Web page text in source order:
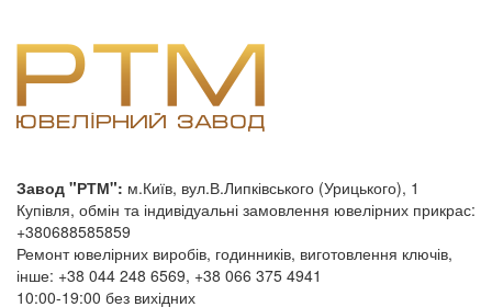
Завод "РТМ": м.Київ, вул.В.Липківського (Урицького), 1
Купівля, обмін та індивідуальні замовлення ювелірних прикрас:
+380688585859
Ремонт ювелірних виробів, годинників, виготовлення ключів,
інше: +38 044 248 6569, +38 066 375 4941
10:00-19:00 без вихідних